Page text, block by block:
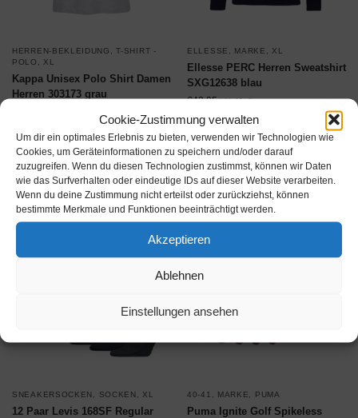
Cookie-Zustimmung verwalten
Um dir ein optimales Erlebnis zu bieten, verwenden wir Technologien wie
Cookies, um Geräteinformationen zu speichern und/oder darauf
zuzugreifen. Wenn du diesen Technologien zustimmst, können wir Daten
wie das Surfverhalten oder eindeutige IDs auf dieser Website verarbeiten.
Wenn du deine Zustimmung nicht erteilst oder zurückziehst, können
bestimmte Merkmale und Funktionen beeinträchtigt werden.
Akzeptieren
Ablehnen
Einstellungen ansehen
HERREN-BEKLEIDUNG ,T-SHIRT -
POLO
XL
Kappa Unisex Polo Shirt Damen
Herren 303173 grau
Produkt ansehen*
ELLESSE MARKE XL
Ellesse PERC Herren Sweatshirt
SXG12638 blau
€42,95 inkl. MwSt.
Produkt ansehen*
SNEAKERSOCKEN SOCKEN XL
12 Paar Levis 168SF Regular
40-41 MARKE PUMA
Puma Ignite Golf Spikeless